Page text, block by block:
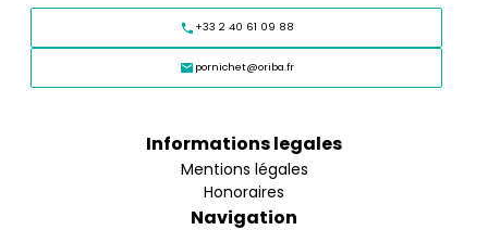
+33 2 40 61 09 88
pornichet@oriba.fr
Informations legales
Mentions légales
Honoraires
Navigation